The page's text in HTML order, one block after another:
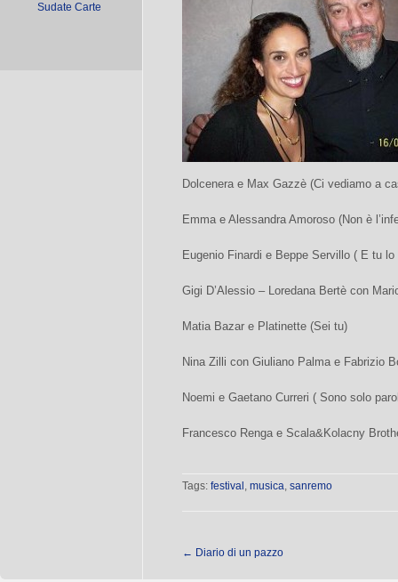
Sudate Carte
Dolcenera e Max Gazzè (Ci vediamo a
Emma e Alessandra Amoroso (Non è
Eugenio Finardi e Beppe Servillo ( E tu
Gigi D’Alessio – Loredana Bertè con
Matia Bazar e Platinette (Sei tu)
Nina Zilli con Giuliano Palma e Fabrizio
Noemi e Gaetano Curreri ( Sono solo
Francesco Renga e Scala&Kolacny
Tags: festival , musica, sanremo
← Diario di un pazzo